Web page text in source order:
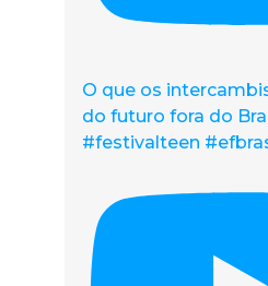
O que os
do futuro fora do
#festivalteen